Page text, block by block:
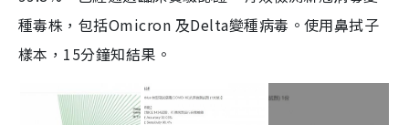
種毒株，包括Omicron 及Delta變種病毒。使用鼻拭子
樣本，15分鐘知結果。